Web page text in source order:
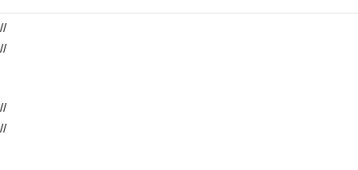
//
//
//
//